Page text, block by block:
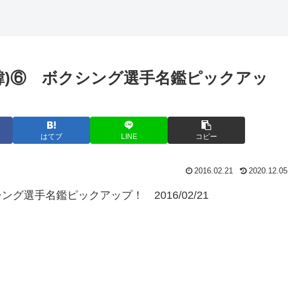
ボクシング選手名鑑ピックアッ
はてブ LINE コピー
2016.02.21 2020.12.05
選手名鑑ピックアップ！ 2016/02/21